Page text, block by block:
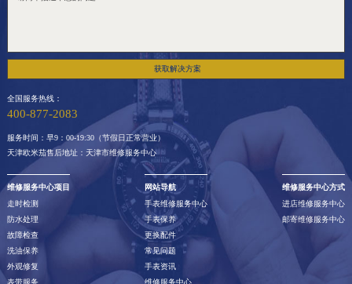
获取解决方案
全国服务热线：
400-877-2083
服务时间：早9：00-19:30（节假日正常营业）
天津欧米茄售后地址：天津市维修服务中心
维修服务中心项目
走时检测
防水处理
故障检查
洗油保养
外观修复
表带服务
网站导航
手表维修服务中心
手表保养
更换配件
常见问题
手表资讯
维修服务中心
维修服务中心方式
进店维修服务中心
邮寄维修服务中心